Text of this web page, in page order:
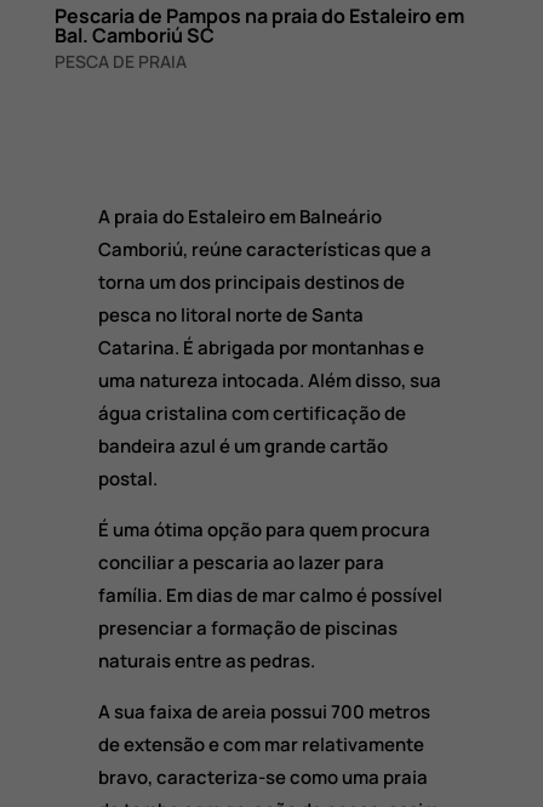
Pescaria de Pampos na praia do Estaleiro em
Bal. Camboriú SC
PESCA DE PRAIA
A praia do Estaleiro em Balneário
Camboriú, reúne características que a
torna um dos principais destinos de
pesca no litoral norte de Santa
Catarina. É abrigada por montanhas e
uma natureza intocada. Além disso, sua
água cristalina com certificação de
bandeira azul é um grande cartão
postal.
É uma ótima opção para quem procura
conciliar a pescaria ao lazer para
família. Em dias de mar calmo é possível
presenciar a formação de piscinas
naturais entre as pedras.
A sua faixa de areia possui 700 metros
de extensão e com mar relativamente
bravo, caracteriza-se como uma praia